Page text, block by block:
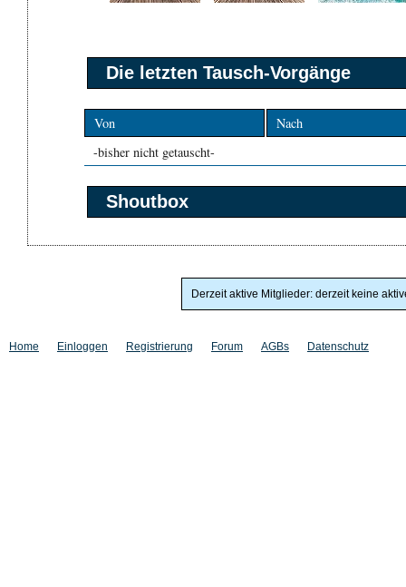
Die letzten Tausch-Vorgänge
Von
Nach
-bisher nicht getauscht-
Shoutbox
Derzeit aktive Mitglieder: derzeit keine
Home Einloggen Registrierung Forum AGBs Datenschutz